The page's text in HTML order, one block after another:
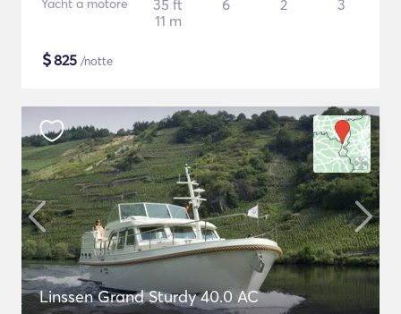
Yacht a motore
35 ft
11 m
6 2 3
$825 /notte
Linssen Grand Sturdy 40.0 AC